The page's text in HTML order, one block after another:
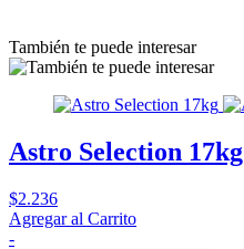
También te puede interesar
Astro Selection 17kg
$2.236
Agregar al Carrito
-